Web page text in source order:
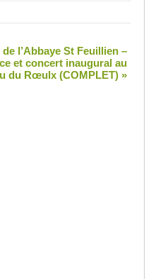
de l’Abbaye St Feuillien –
et concert inaugural au
du Rœulx (COMPLET) »